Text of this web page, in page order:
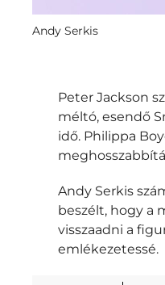
Andy Serkis
Peter Jackson
méltó, esendő
idő. Philippa
Andy Serkis
beszélt, hogy a
visszaadni a
emlékezetessé.